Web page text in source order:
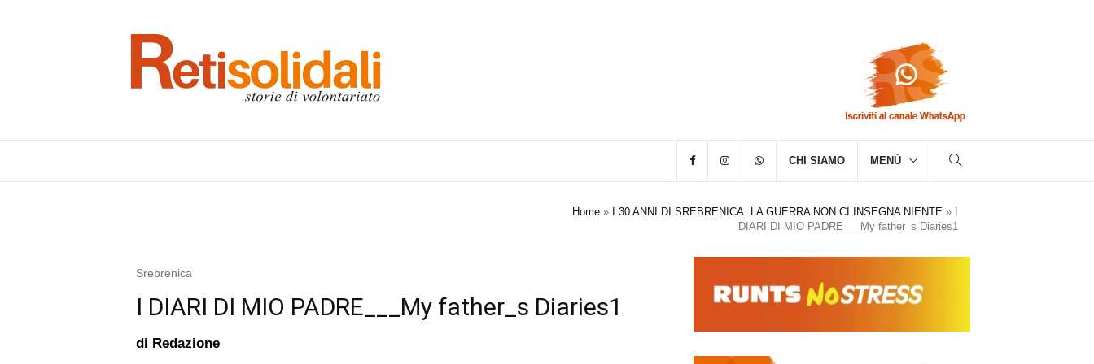
CHI SIAMO MENÙ
Home » I 30 ANNI DI SREBRENICA: LA GUERRA NON CI INSEGNA NIENTE »
DIARI DI MIO PADRE___My father_s Diaries1
Srebrenica
I DIARI DI MIO PADRE___My father_s Diaries1
di Redazione